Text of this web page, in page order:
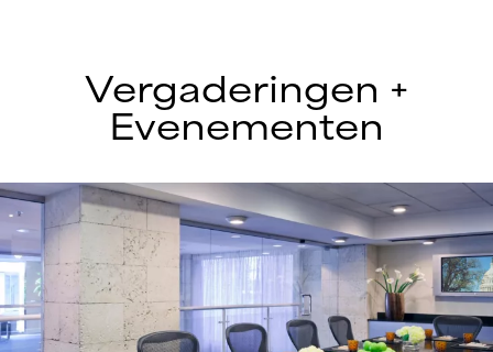
Vergaderingen +
Evenementen